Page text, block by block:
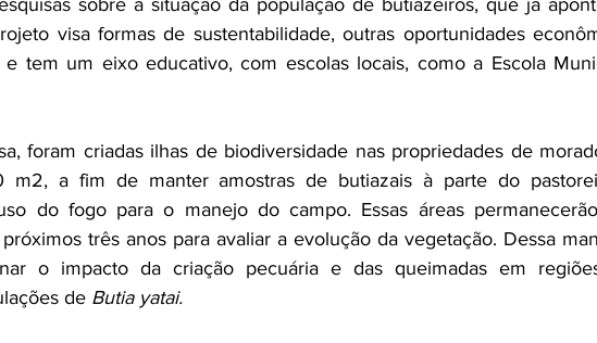
sobre a situação da população de butiazeiros, que já
visa formas de sustentabilidade, outras oportunidades
e tem um eixo educativo, com escolas locais, como a Escola
foram criadas ilhas de biodiversidade nas propriedades de
a fim de manter amostras de butiazais à parte do
do fogo para o manejo do campo. Essas áreas
três anos para avaliar a evolução da vegetação. Dessa
o impacto da criação pecuária e das queimadas em
de Butia yatai.